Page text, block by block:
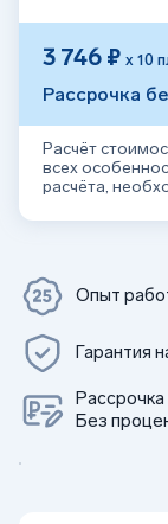
3 746 ₽ х 10
Рассрочка
Расчёт
всех
расчёта,
Опыт
Гарантия
Без